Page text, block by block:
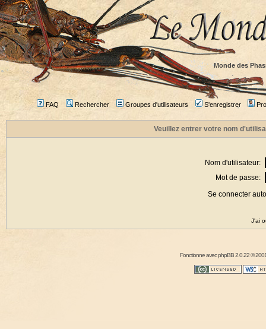
Monde des
FAQ Rechercher Groupes d'utilisateurs S'enregistrer
Veuillez entrer votre nom
Nom d'utilisateur:
Mot de passe:
Se connecter
J'ai
Fonctionne avecphpBB2.0.22 ©